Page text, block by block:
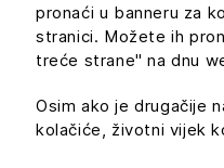
pronaći u banneru za
stranici. Možete ih
treće strane" na dnu
Osim ako je drugačije
kolačiće, životni vijek